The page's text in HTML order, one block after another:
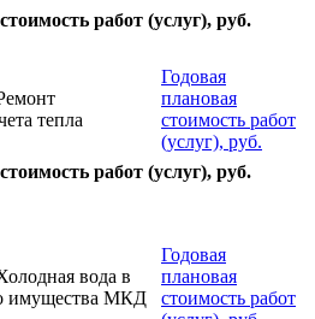
работ (услуг), руб.
тепла
Годовая
плановая
стоимость работ
(услуг), руб.
работ (услуг), руб.
вода в
имущества МКД
Годовая
плановая
стоимость работ